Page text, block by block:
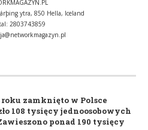
ytra, 850 Hella, Iceland
2803743859
roku zamknięto w Polsce
108 tysięcy jednoosobowych
ponad 190 tysięcy